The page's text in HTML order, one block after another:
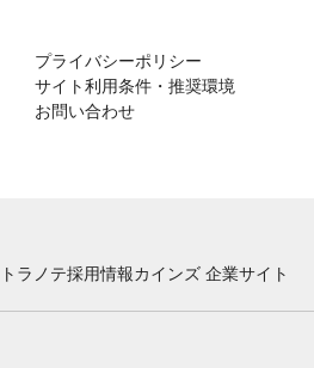
プライバシーポリシー
サイト利用条件・推奨環境
お問い合わせ
トラノテ採用情報カインズ 企業サイト